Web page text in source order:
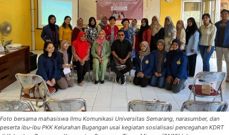
Foto bersama mahasiswa Ilmu Komunikasi Universitas Semarang, narasumber, dan
peserta ibu-ibu PKK Kelurahan Bugangan usai kegiatan sosialisasi pencegahan KDRT